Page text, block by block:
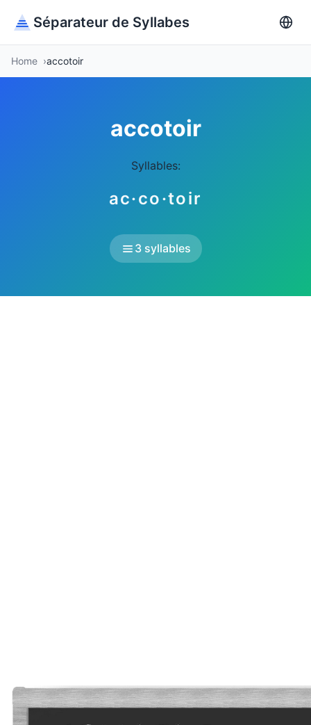
Séparateur de Syllabes
Home accotoir
accotoir
Syllables:
ac·co·toir
3 syllables